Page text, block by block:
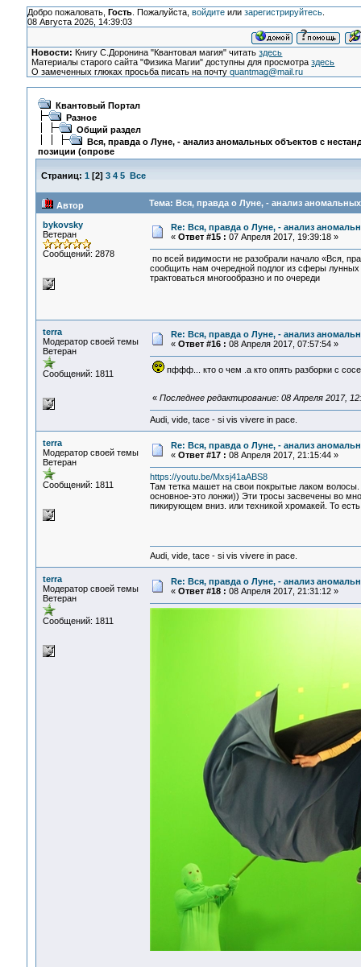
Добро пожаловать, Гость. Пожалуйста, войдитеили зарегистрируйтесь.
08 Августа 2026, 14:39:03
Новости: Книгу С.Доронина "Квантовая магия" читатьздесь
Материалы старого сайта "Физика Магии" доступны для просмотраздесь
О замеченных глюках просьба писать на почтуquantmag@mail.ru
Квантовый Портал
Разное
Общий раздел
Вся, правда о Луне, - анализ аномальных объектов с
позиции (опрове
Страниц: 1 [2] 3 4 5 Все
Автор Тема: Вся, правда о Луне, - анализ
bykovsky
Ветеран
Сообщений: 2878
Re: Вся, правда о Луне, - анализ
« Ответ #15 : 07 Апреля 2017, 19:39:18 »
по всей видимости не разобрали начало «Вся,
сообщить нам очередной подлог из сферы лунных
трактоваться многообразно и по очереди
terra
Модератор своей темы
Ветеран
Сообщений: 1811
Re: Вся, правда о Луне, - анализ
« Ответ #16 : 08 Апреля 2017, 07:57:54 »
пффф... кто о чем .а кто опять разборки с
« Последнее редактирование: 08 Апреля 2017,
Audi, vide, tace - si vis vivere in pace.
terra
Модератор своей темы
Ветеран
Сообщений: 1811
Re: Вся, правда о Луне, - анализ
« Ответ #17 : 08 Апреля 2017, 21:15:44 »
https://youtu.be/Mxsj41aABS8
Там тетка машет на свои покрытые лаком
основное-это лонжи)) Эти тросы засвечены во
пикирующем вниз. или техникой хромакей. То
Audi, vide, tace - si vis vivere in pace.
terra
Модератор своей темы
Ветеран
Сообщений: 1811
Re: Вся, правда о Луне, - анализ
« Ответ #18 : 08 Апреля 2017, 21:31:12 »